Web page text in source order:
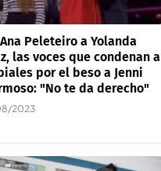
Peleteiro a Yolanda
las voces que condenan a
por el beso a Jenni
"No te da derecho"
2023